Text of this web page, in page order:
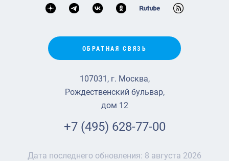
ОБРАТНАЯ СВЯЗЬ
107031, г. Москва,
Рождественский бульвар,
дом 12
+7 (495) 628-77-00
Дата последнего обновления: 8 августа 2026